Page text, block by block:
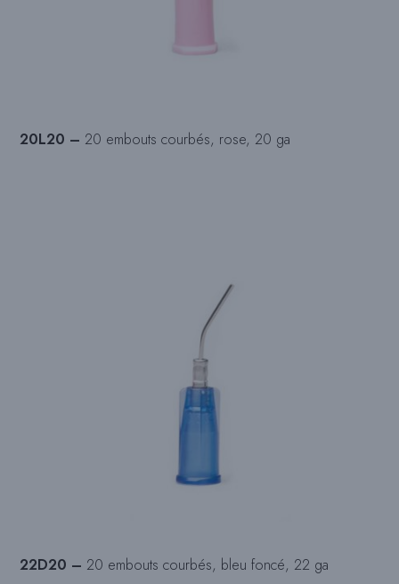
20L20 – 20 embouts courbés, rose, 20 ga
22D20 – 20 embouts courbés, bleu foncé, 22 ga